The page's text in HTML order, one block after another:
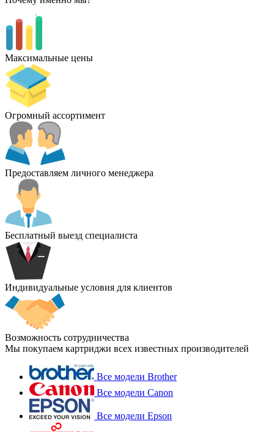
Максимальные цены
Огромный ассортимент
Предоставляем личного менеджера
Бесплатный выезд специалиста
Индивидуальные условия для клиентов
Возможность сотрудничества
Мы покупаем картриджи всех известных производителей
Все модели Brother
Все модели Canon
Все модели Epson